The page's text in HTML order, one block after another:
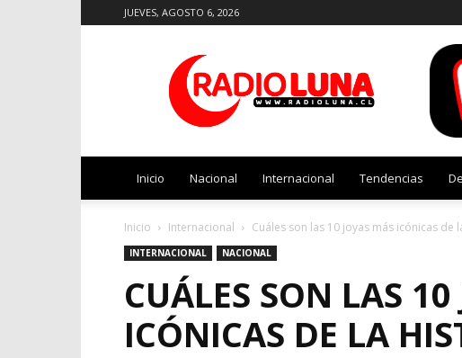
JUEVES, AGOSTO 6, 2026
Luna
Inicio Nacional Internacional Tendencias
Inicio Internacional Cuáles son las 10 joyas más icónicas de
INTERNACIONAL NACIONAL
CUÁLES SON LAS
ICÓNICAS DE LA